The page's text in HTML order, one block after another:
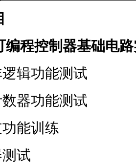
编程控制器基础电
辑功能测试
器功能测试
能训练
试